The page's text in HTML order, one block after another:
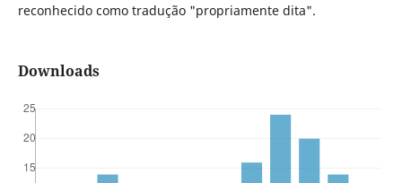
reconhecido como tradução "propriamente dita".
Downloads